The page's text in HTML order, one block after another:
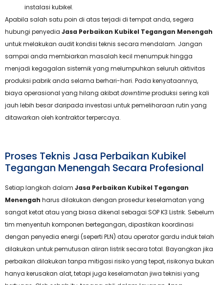
instalasi kubikel.
Apabila salah satu poin di atas terjadi di tempat anda, segera
hubungi penyedia Jasa Perbaikan Kubikel Tegangan Menengah
untuk melakukan audit kondisi teknis secara mendalam. Jangan
sampai anda membiarkan masalah kecil menumpuk hingga
menjadi kegagalan sistemik yang melumpuhkan seluruh aktivitas
produksi pabrik anda selama berhari-hari. Pada kenyataannya,
biaya operasional yang hilang akibatdowntimeproduksi sering kali
jauh lebih besar daripada investasi untuk pemeliharaan rutin yang
ditawarkan oleh kontraktor terpercaya.
Proses Teknis Jasa Perbaikan Kubikel
Tegangan Menengah Secara Profesional
Setiap langkah dalam Jasa Perbaikan Kubikel Tegangan
Menengah harus dilakukan dengan prosedur keselamatan yang
sangat ketat atau yang biasa dikenal sebagai SOP K3 Listrik. Sebelum
tim menyentuh komponen bertegangan, dipastikan koordinasi
dengan penyedia energi (seperti PLN) atau operator gardu induk telah
dilakukan untuk pemutusan aliran listrik secara total. Bayangkan jika
perbaikan dilakukan tanpa mitigasi risiko yang tepat, risikonya bukan
hanya kerusakan alat, tetapi juga keselamatan jiwa teknisi yang